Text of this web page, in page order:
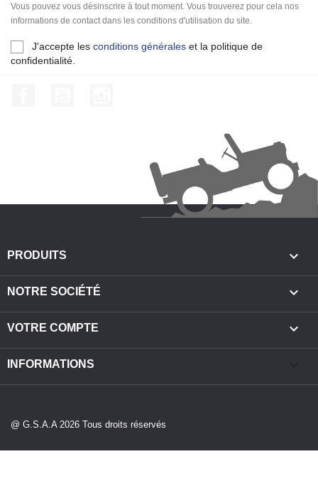
Vous pouvez vous désinscrire à tout moment. Vous trouverez pour cela nos
informations de contact dans les conditions d'utilisation du site.
J'accepte les conditions générales et la politique de
confidentialité.
PRODUITS 
NOTRE SOCIÉTÉ 
VOTRE COMPTE 
INFORMATIONS
@ G.S.A.A 2026 Tous droits réservés